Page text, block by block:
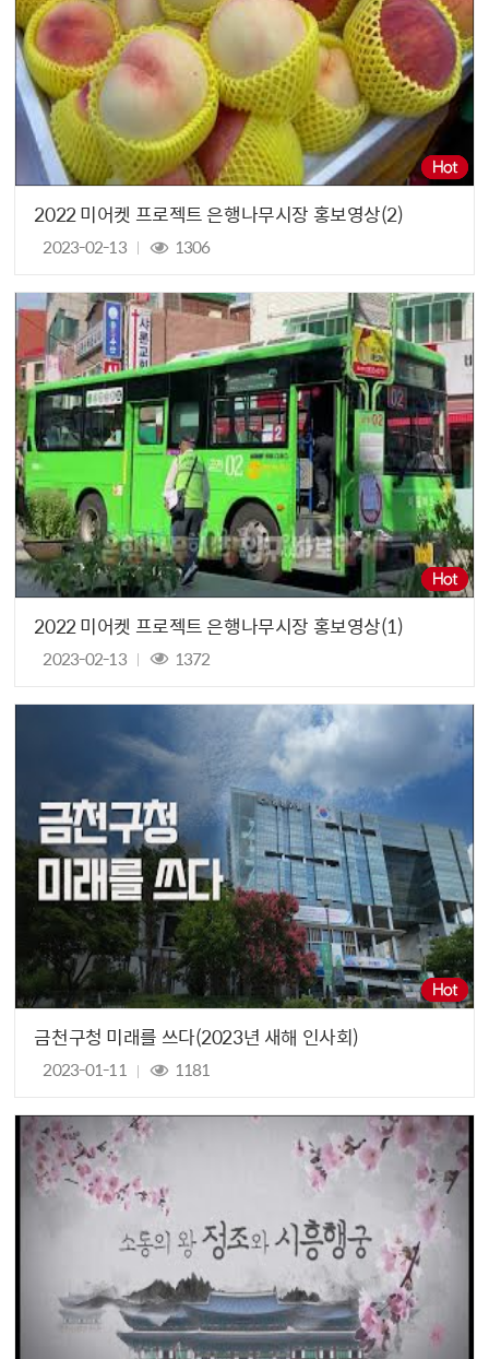
2022 미어켓 프로젝트 은행나무시장 홍보영상(2)
2023-02-13 1306
2022 미어켓 프로젝트 은행나무시장 홍보영상(1)
2023-02-13 1372
금천구청 미래를 쓰다(2023년 새해 인사회)
2023-01-11 1181